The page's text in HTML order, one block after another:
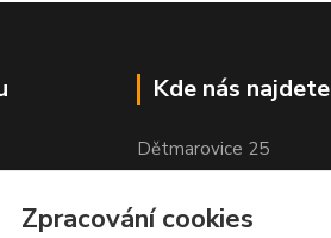
Kde nás najdete
Dětmarovice 25
Zpracování cookies